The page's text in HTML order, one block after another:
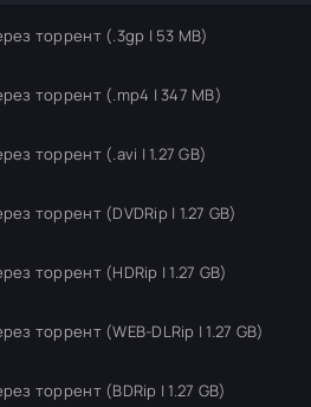
торрент (.3gp | 53 MB)
торрент (.mp4 | 347 MB)
торрент (.avi | 1.27 GB)
торрент (DVDRip | 1.27 GB)
торрент (HDRip | 1.27 GB)
торрент (WEB-DLRip | 1.27 GB)
торрент (BDRip | 1.27 GB)